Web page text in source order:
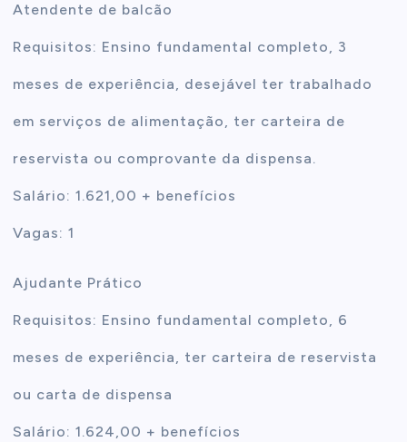
Atendente de balcão
Requisitos: Ensino fundamental completo, 3
meses de experiência, desejável ter trabalhado
em serviços de alimentação, ter carteira de
reservista ou comprovante da dispensa.
Salário: 1.621,00 + benefícios
Vagas: 1
Ajudante Prático
Requisitos: Ensino fundamental completo, 6
meses de experiência, ter carteira de reservista
ou carta de dispensa
Salário: 1.624,00 + benefícios